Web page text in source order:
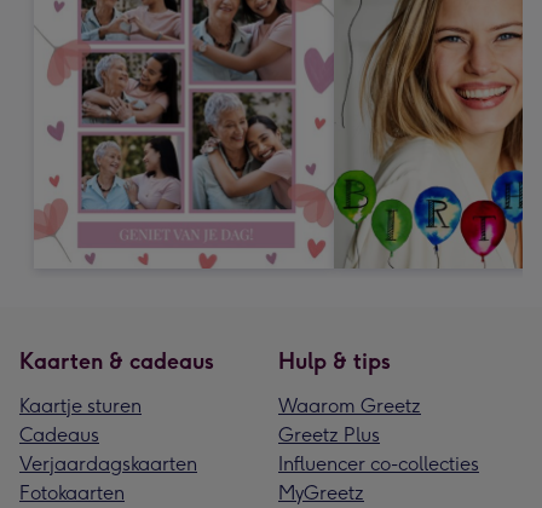
Kaarten & cadeaus
Kaartje sturen
Cadeaus
Verjaardagskaarten
Fotokaarten
Hulp & tips
Waarom Greetz
Greetz Plus
Influencer co-collecties
MyGreetz